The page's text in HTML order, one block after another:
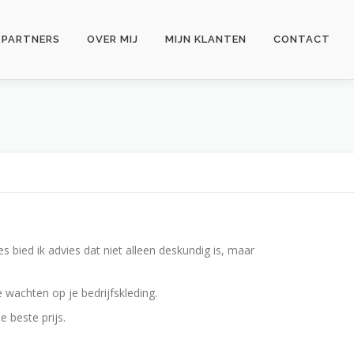
PARTNERS OVER MIJ MIJN KLANTEN CONTACT
bied ik advies dat niet alleen deskundig is, maar
op je bedrijfskleding.
beste prijs.